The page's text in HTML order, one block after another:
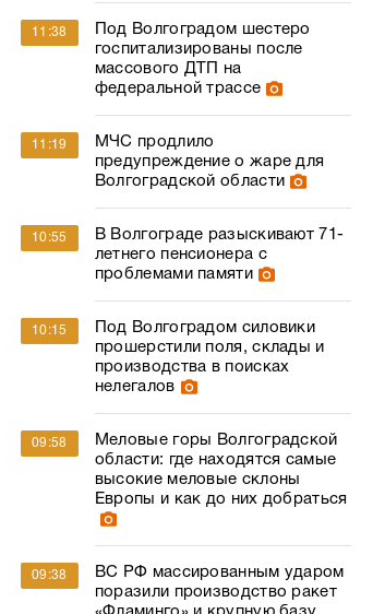
предупреждение о жаре для
Волгоградской области
В Волгограде разыскивают 71-
летнего пенсионера с
проблемами памяти
Под Волгоградом силовики
прошерстили поля, склады и
производства в поисках
нелегалов
Меловые горы Волгоградской
области: где находятся самые
высокие меловые склоны
Европы и как до них добраться
09:38
ВС РФ массированным ударом
поразили производство ракет
«Фламинго» и крупную базу
ГСМ
ФФК «Ротор» завершил
выступление на «Играх
Будущего 2026»